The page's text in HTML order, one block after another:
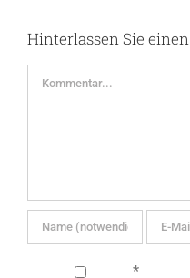
Hinterlassen Sie
Kommentar
*